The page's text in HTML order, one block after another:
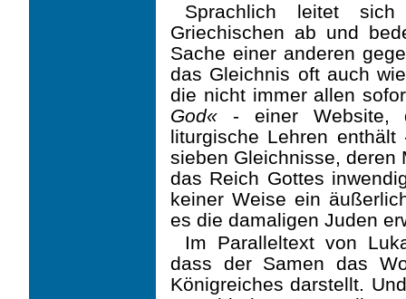
Sprachlich leitet
Griechischen ab und
Sache einer anderen
das Gleichnis oft auch
die nicht immer allen
God« - einer Website,
liturgische Lehren
sieben Gleichnisse, deren
das Reich Gottes
keiner Weise ein
es die damaligen Juden
Im Paralleltext von
dass der Samen das
Königreiches darstellt.